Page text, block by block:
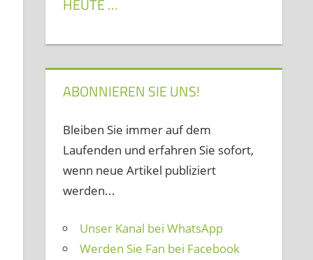
HEUTE …
ABONNIEREN SIE UNS!
Bleiben Sie immer auf dem
Laufenden und erfahren Sie sofort,
wenn neue Artikel publiziert
werden...
Unser Kanal bei WhatsApp
Werden Sie Fan bei Facebook